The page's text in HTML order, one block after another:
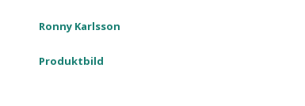
Ronny Karlsson
Produktbild